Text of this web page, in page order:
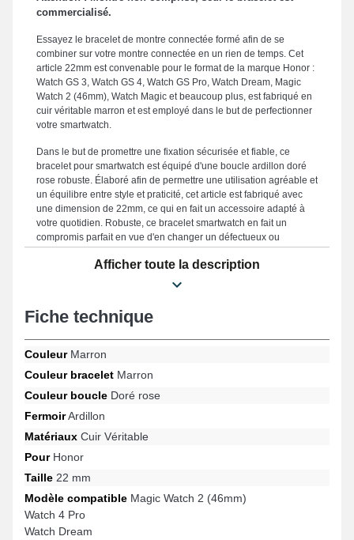
commercialisé.
Essayez le bracelet de montre connectée formé afin de se
combiner sur votre montre connectée en un rien de temps. Cet
article 22mm est convenable pour le format de la marque Honor :
Watch GS 3, Watch GS 4, Watch GS Pro, Watch Dream, Magic
Watch 2 (46mm), Watch Magic et beaucoup plus, est fabriqué en
cuir véritable marron et est employé dans le but de perfectionner
votre smartwatch.
Dans le but de promettre une fixation sécurisée et fiable, ce
bracelet pour smartwatch est équipé d'une boucle ardillon doré
rose robuste. Élaboré afin de permettre une utilisation agréable et
un équilibre entre style et praticité, cet article est fabriqué avec
une dimension de 22mm, ce qui en fait un accessoire adapté à
votre quotidien. Robuste, ce bracelet smartwatch en fait un
compromis parfait en vue d'en changer un défectueux ou
votre montre, ce type de bracelet pour montre convient
parfaitement aux objectifs des amateurs de design. Un fermoir
montre et est convient pour le format de Watch Magic, Watch GS
3, Watch GS 3i, Watch 4 Pro, Magic Watch 2 (46mm), Watch
Dream et bien d'autres de la marque Honor. Grâce à son
adaptabilité, ce bracelet en Cuir véritable Honor s'intègre en toute
polyvalent.
Afficher toute la description
Fiche technique
CouleurMarron
Couleur bracelet Marron
Couleur boucle Doré rose
FermoirArdillon
Matériaux Cuir Véritable
PourHonor
Taille 22 mm
Modèle compatible Magic Watch 2 (46mm)
Watch 4 Pro
Watch Dream